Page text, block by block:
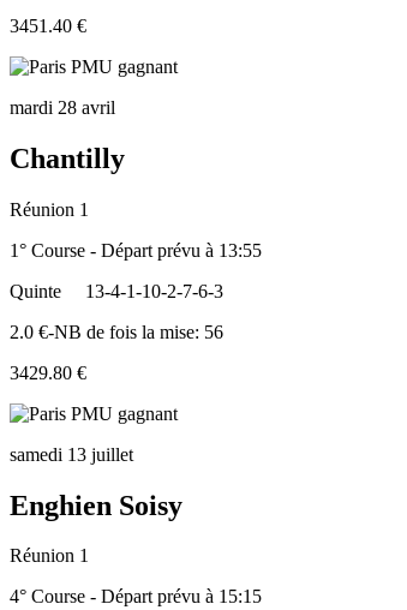
3451.40 €
mardi 28 avril
Chantilly
Réunion 1
1° Course - Départ prévu à 13:55
Quinte
13-4-1-10-2-7-6-3
2.0 €-NB de fois la mise: 56
3429.80 €
samedi 13 juillet
Enghien Soisy
Réunion 1
4° Course - Départ prévu à 15:15